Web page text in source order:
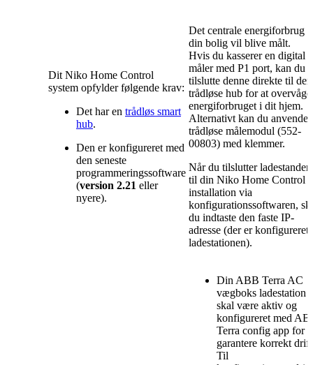
Dit Niko Home Control
system opfylder følgende krav:
Det har en trådløs smart
hub.
Den er konfigureret med
den seneste
programmeringssoftware
(version 2.21 eller
nyere).
Det centrale energiforbrug i
din bolig vil blive målt.
Hvis du kasserer en digital
måler med P1 port, kan du
tilslutte denne direkte til den
trådløse hub for at overvåge
energiforbruget i dit hjem.
Alternativt kan du anvende
trådløse målemodul (552-
00803) med klemmer.
Når du tilslutter
til din Niko Home Control
installation via
konfigurationssoftwaren,
du indtaste den faste IP-
adresse (der er konfigureret
ladestationen).
Din ABB Terra AC
vægboks ladestation
skal være aktiv og
konfigureret med
Terra config app for
garantere korrekt
Til